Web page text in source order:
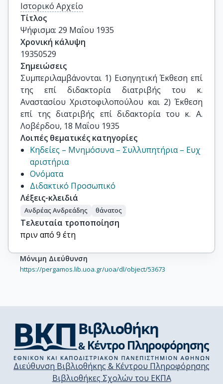
Ιστορικό Αρχείο
Τίτλος
Ψήφισμα: 29 Μαΐου 1935
Χρονική κάλυψη
19350529
Σημειώσεις
Συμπεριλαμβάνονται 1) Εισηγητική Έκθεση επί
της επί διδακτορία διατριβής του κ.
Αναστασίου Χριστοφιλοπούλου και 2) Έκθεση
επί της διατριβής επί διδακτορία του κ. Α.
Λοβέρδου, 18 Μαΐου 1935
Λοιπές θεματικές κατηγορίες
Κηδείες – Μνημόσυνα – Συλλυπητήρια – Ευχ
αριστήρια
Ονόματα
Διδακτικό Προσωπικό
Λέξεις-κλειδιά
Ανδρέας Ανδρεάδης θάνατος
Τελευταία τροποποίηση
πριν από 9 έτη
Μόνιμη Διεύθυνση
https://pergamos.lib.uoa.gr/uoa/dl/object/53673
Διεύθυνση Βιβλιοθήκης & Κέντρου Πληροφόρησης
Βιβλιοθήκες Σχολών του ΕΚΠΑ